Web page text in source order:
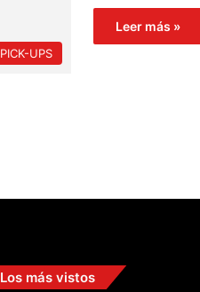
PICK-UPS
Leer más »
Los más vistos